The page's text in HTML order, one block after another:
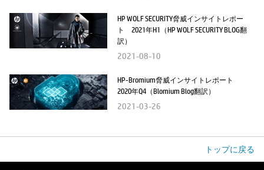
HP WOLF SECURITY脅威インサイトレポー
ト 2021年H1（HP WOLF SECURITY BLOG翻
訳）
2021-08-10
HP-Bromium脅威インサイトレポート
2020年Q4（Blomium Blog翻訳）
2021-03-26
トップに戻る